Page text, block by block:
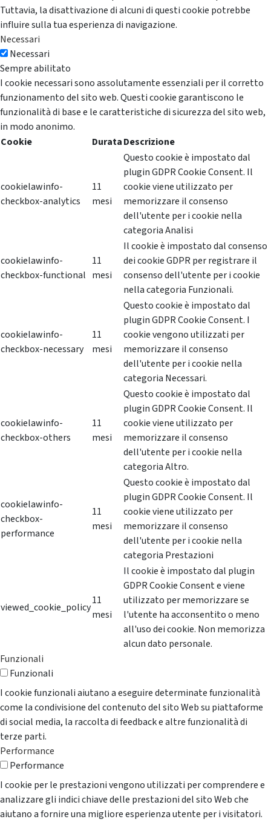
Tuttavia, la disattivazione di alcuni di questi cookie potrebbe
influire sulla tua esperienza di navigazione.
Necessari
Necessari
Sempre abilitato
I cookie necessari sono assolutamente essenziali per il corretto
funzionamento del sito web. Questi cookie garantiscono le
funzionalità di base e le caratteristiche di sicurezza del sito web,
in modo anonimo.
Cookie
DurataDescrizione
cookielawinfo-
checkbox-analytics
11
mesi
Questo cookie è impostato dal
plugin GDPR Cookie Consent. Il
cookie viene utilizzato per
memorizzare il consenso
dell'utente per i cookie nella
categoria Analisi
cookielawinfo-
checkbox-functional
11
mesi
Il cookie è impostato dal consenso
dei cookie GDPR per registrare il
consenso dell'utente per i cookie
nella categoria Funzionali.
cookielawinfo-
checkbox-necessary
11
mesi
Questo cookie è impostato dal
plugin GDPR Cookie Consent. I
cookie vengono utilizzati per
memorizzare il consenso
dell'utente per i cookie nella
categoria Necessari.
cookielawinfo-
checkbox-others
11
mesi
Questo cookie è impostato dal
plugin GDPR Cookie Consent. Il
cookie viene utilizzato per
memorizzare il consenso
dell'utente per i cookie nella
categoria Altro.
cookielawinfo-
checkbox-
performance
11
mesi
Questo cookie è impostato dal
plugin GDPR Cookie Consent. Il
cookie viene utilizzato per
memorizzare il consenso
dell'utente per i cookie nella
categoria Prestazioni
viewed_cookie_policy
11
mesi
Il cookie è impostato dal plugin
GDPR Cookie Consent e viene
utilizzato per memorizzare se
l'utente ha acconsentito o meno
all'uso dei cookie. Non memorizza
alcun dato personale.
Funzionali
Funzionali
I cookie funzionali aiutano a eseguire determinate funzionalità
come la condivisione del contenuto del sito Web su piattaforme
di social media, la raccolta di feedback e altre funzionalità di
terze parti.
Performance
Performance
I cookie per le prestazioni vengono utilizzati per comprendere e
analizzare gli indici chiave delle prestazioni del sito Web che
aiutano a fornire una migliore esperienza utente per i visitatori.